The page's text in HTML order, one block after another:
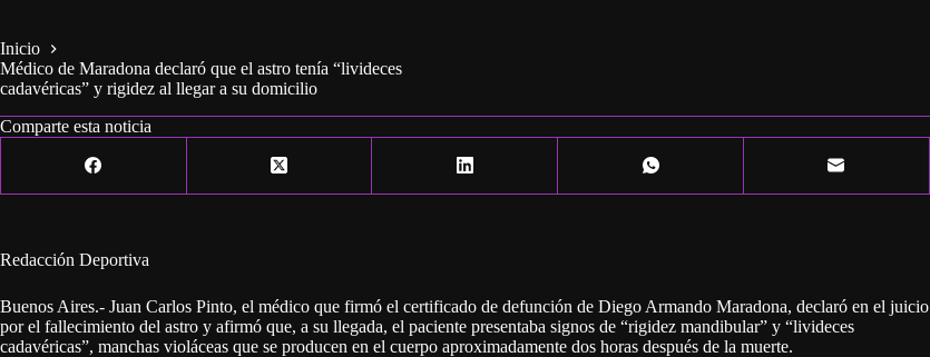
Inicio
Médico de Maradona declaró que el astro tenía “livideces
cadavéricas” y rigidez al llegar a su domicilio
Comparte esta noticia
Redacción Deportiva
Buenos Aires.- Juan Carlos Pinto, el médico que firmó el certificado de defunción de Diego Armando Maradona, declaró en el juicio
por el fallecimiento del astro y afirmó que, a su llegada, el paciente presentaba signos de “rigidez mandibular” y “livideces
cadavéricas”, manchas violáceas que se producen en el cuerpo aproximadamente dos horas después de la muerte.